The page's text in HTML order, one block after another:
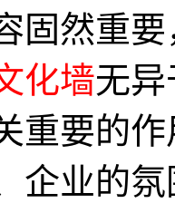
固然重
化墙无
重要的
企业的